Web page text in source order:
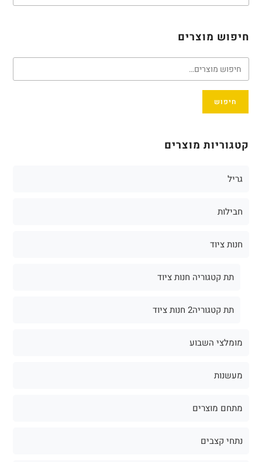
חיפוש מוצרים
חיפוש
קטגוריות מוצרים
גריל
חבילות
חנות ציוד
תת קטגוריה חנות ציוד
תת קטגוריה2 חנות ציוד
מומלצי השבוע
מעשנות
מתחם מוצרים
נתחי קצבים